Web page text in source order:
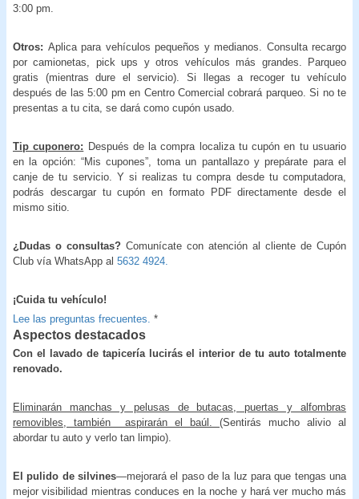
3:00 pm.
Otros: Aplica para vehículos pequeños y medianos. Consulta recargo
por camionetas, pick ups y otros vehículos más grandes. Parqueo
gratis (mientras dure el servicio). Si llegas a recoger tu vehículo
después de las 5:00 pm en Centro Comercial cobrará parqueo. Si no te
presentas a tu cita, se dará como cupón usado.
Tip cuponero: Después de la compra localiza tu cupón en tu usuario
en la opción: “Mis cupones”, toma un pantallazo y prepárate para el
canje de tu servicio. Y si realizas tu compra desde tu computadora,
podrás descargar tu cupón en formato PDF directamente desde el
mismo sitio.
¿Dudas o consultas? Comunícate con atención al cliente de Cupón
Club vía WhatsApp al 5632 4924.
¡Cuida tu vehículo!
Lee las preguntas frecuentes. *
Aspectos destacados
Con el lavado de tapicería lucirás el interior de tu auto totalmente
renovado.
Eliminarán manchas y pelusas de butacas, puertas y alfombras
removibles, también aspirarán el baúl. (Sentirás mucho alivio al
abordar tu auto y verlo tan limpio).
El pulido de silvines—mejorará el paso de la luz para que tengas una
mejor visibilidad mientras conduces en la noche y hará ver mucho más